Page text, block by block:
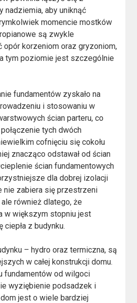
nadziemia, aby uniknąć
momencie mostków
są zwykle
opór korzeniom oraz gryzoniom,
tym poziomie jest szczególnie
fundamentów zyskało na
i stosowaniu w
ścian parteru, co
tych dwóch
cofnięciu się cokołu
znacząco odstawał od ścian
ścian fundamentowych
dla dobrej izolacji
nie zabiera się przestrzeni
również dlatego, że
w większym stopniu jest
ciepła z budynku.
– hydro oraz termiczna, są
w całej konstrukcji domu.
fundamentów od wilgoci
wyziębienie podsadzek i
dom jest o wiele bardziej